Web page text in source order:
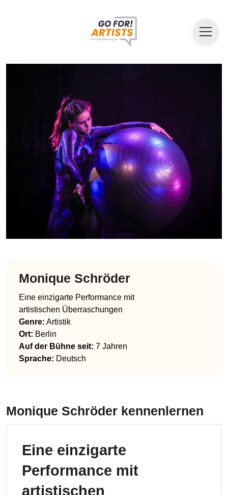
Monique Schröder
Eine einzigarte Performance mit
artistischen Überraschungen
Genre: Artistik
Ort: Berlin
Auf der Bühne seit: 7 Jahren
Sprache: Deutsch
Monique Schröder kennenlernen
Eine einzigarte
Performance mit
artistischen